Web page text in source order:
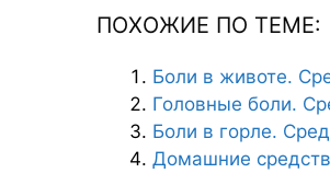
ПОХОЖИЕ ПО ТЕМЕ:
Боли в животе.
Головные боли.
Боли в горле.
Домашние